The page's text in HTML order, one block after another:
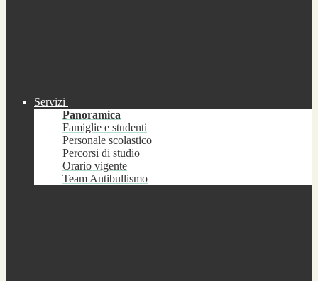
Servizi
Panoramica
Famiglie e studenti
Personale scolastico
Percorsi di studio
Orario vigente
Team Antibullismo